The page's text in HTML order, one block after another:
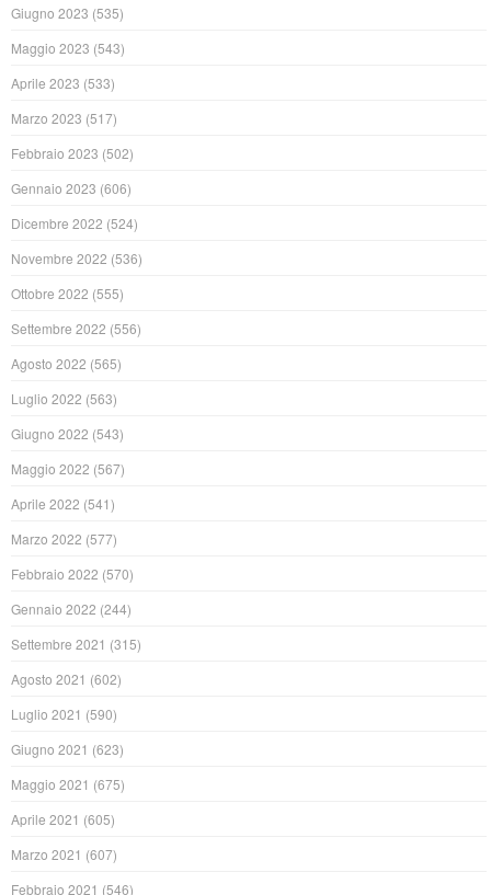
Giugno 2023 (535)
Maggio 2023 (543)
Aprile 2023 (533)
Marzo 2023 (517)
Febbraio 2023 (502)
Gennaio 2023 (606)
Dicembre 2022 (524)
Novembre 2022 (536)
Ottobre 2022 (555)
Settembre 2022 (556)
Agosto 2022 (565)
Luglio 2022 (563)
Giugno 2022 (543)
Maggio 2022 (567)
Aprile 2022 (541)
Marzo 2022 (577)
Febbraio 2022 (570)
Gennaio 2022 (244)
Settembre 2021 (315)
Agosto 2021 (602)
Luglio 2021 (590)
Giugno 2021 (623)
Maggio 2021 (675)
Aprile 2021 (605)
Marzo 2021 (607)
Febbraio 2021 (546)